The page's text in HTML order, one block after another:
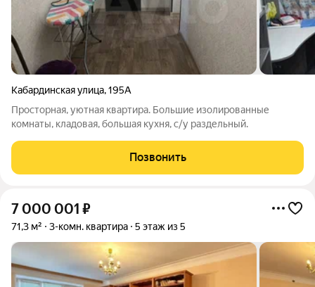
Кабардинская улица,195А
Просторная, уютная квартира. Большие изолированные
комнаты, кладовая, большая кухня, с/у раздельный.
Позвонить
7 000 001 ₽
71,3 м² 3-комн. квартира 5 этаж из 5